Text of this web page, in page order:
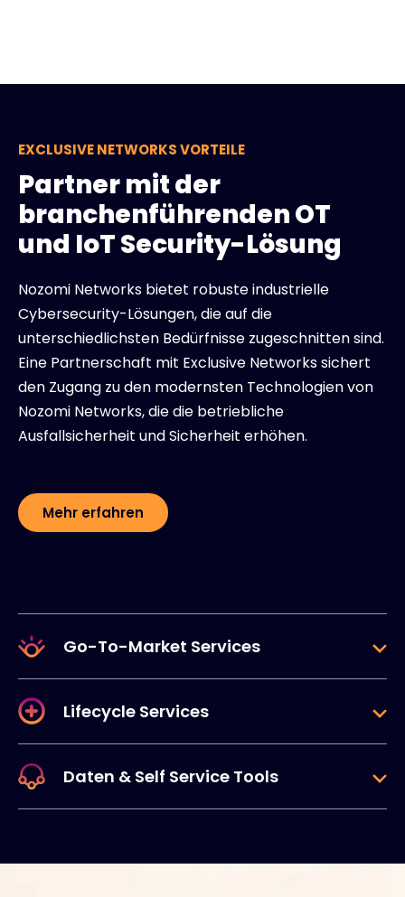
EXCLUSIVE NETWORKS VORTEILE
Partner mit der
branchenführenden OT
und IoT Security-Lösung
Nozomi Networks bietet robuste industrielle
Cybersecurity-Lösungen, die auf die
unterschiedlichsten Bedürfnisse zugeschnitten sind.
Eine Partnerschaft mit Exclusive Networks sichert
den Zugang zu den modernsten Technologien von
Nozomi Networks, die die betriebliche
Ausfallsicherheit und Sicherheit erhöhen.
Mehr erfahren
Go-To-Market Services
Lifecycle Services
Daten & Self Service Tools